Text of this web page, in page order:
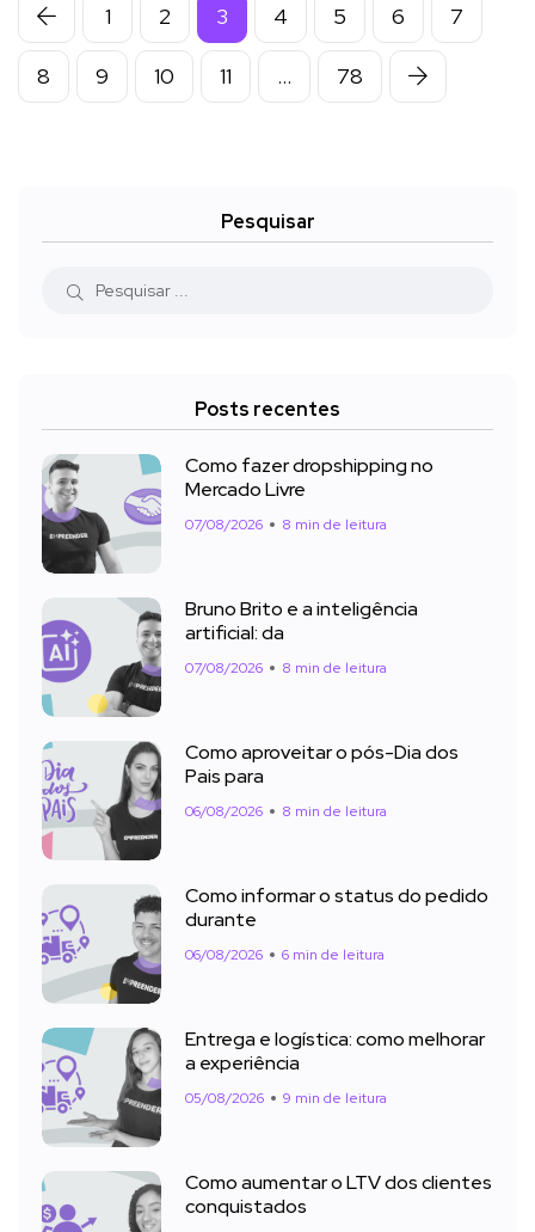
1 2 3 4 5 6 7
8 9 10 11 … 78
Pesquisar
Posts recentes
Como fazer dropshipping no
Mercado Livre
07/08/2026 8 min de leitura
Bruno Brito e a inteligência
artificial: da
07/08/2026 8 min de leitura
Como aproveitar o pós-Dia dos
Pais para
06/08/2026 8 min de leitura
Como informar o status do pedido
durante
06/08/2026 6 min de leitura
Entrega e logística: como melhorar
a experiência
05/08/2026 9 min de leitura
Como aumentar o LTV dos clientes
conquistados